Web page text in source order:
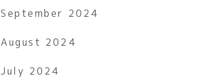
September 2024
August 2024
July 2024